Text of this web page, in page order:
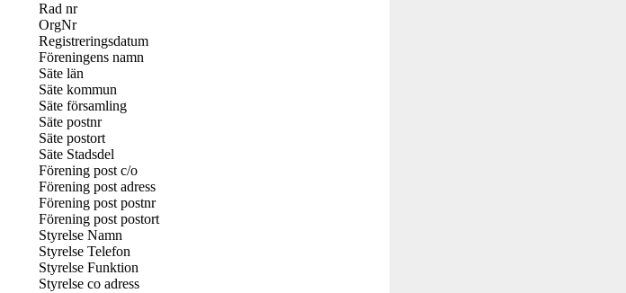
Rad nr
OrgNr
Registreringsdatum
Föreningens namn
Säte län
Säte kommun
Säte församling
Säte postnr
Säte postort
Säte Stadsdel
Förening post c/o
Förening post adress
Förening post postnr
Förening post postort
Styrelse Namn
Styrelse Telefon
Styrelse Funktion
Styrelse co adress